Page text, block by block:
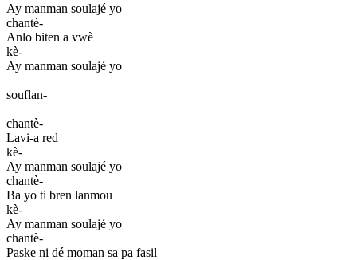
Ay manman soulajé yo
chantè-
Anlo biten a vwè
kè-
Ay manman soulajé yo
souflan-
chantè-
Lavi-a red
kè-
Ay manman soulajé yo
chantè-
Ba yo ti bren lanmou
kè-
Ay manman soulajé yo
chantè-
Paske ni dé moman sa pa fasil